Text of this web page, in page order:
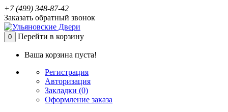
+7 (499) 348-87-42
Заказать обратный звонок
0 Перейти в корзину
Ваша корзина пуста!
Регистрация
Авторизация
Закладки (0)
Оформление заказа